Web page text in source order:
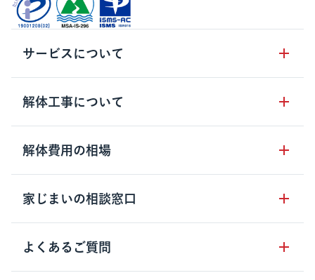
サービスについて
サービスの流れ
サービスのメリット
クラッソーネの自治体連携
解体工事について
解体工事の基礎知識
解体工事に関わる法律
用語集
解体費用の相場
木造住宅の相場
鉄骨造住宅の相場
RC造住宅の相場
家じまいの相談窓口
家じまいの相談窓口
よくあるご質問